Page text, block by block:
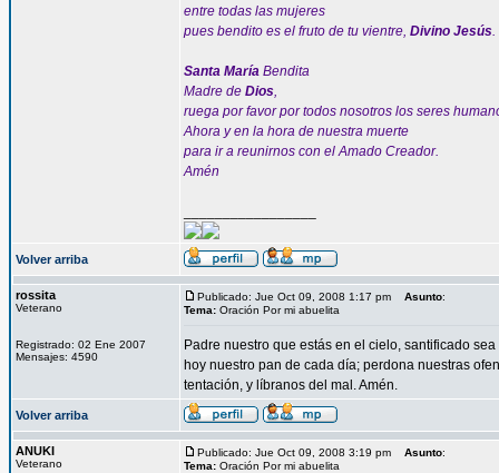
entre todas las mujeres
pues bendito es el fruto de tu vientre, Divino Jesús.
Santa María Bendita
Madre de Dios,
ruega por favor por todos nosotros los seres
Ahora y en la hora de nuestra muerte
para ir a reunirnos con el Amado Creador.
Amén
Volver arriba
rossita
Veterano
Registrado: 02 Ene 2007
Mensajes: 4590
Publicado: Jue Oct 09, 2008 1:17 pm Asunto:
Tema: Oración Por mi abuelita
Padre nuestro que estás en el cielo, santificado
hoy nuestro pan de cada día; perdona nuestras
tentación, y líbranos del mal. Amén.
Volver arriba
ANUKI
Veterano
Publicado: Jue Oct 09, 2008 3:19 pm Asunto:
Tema: Oración Por mi abuelita